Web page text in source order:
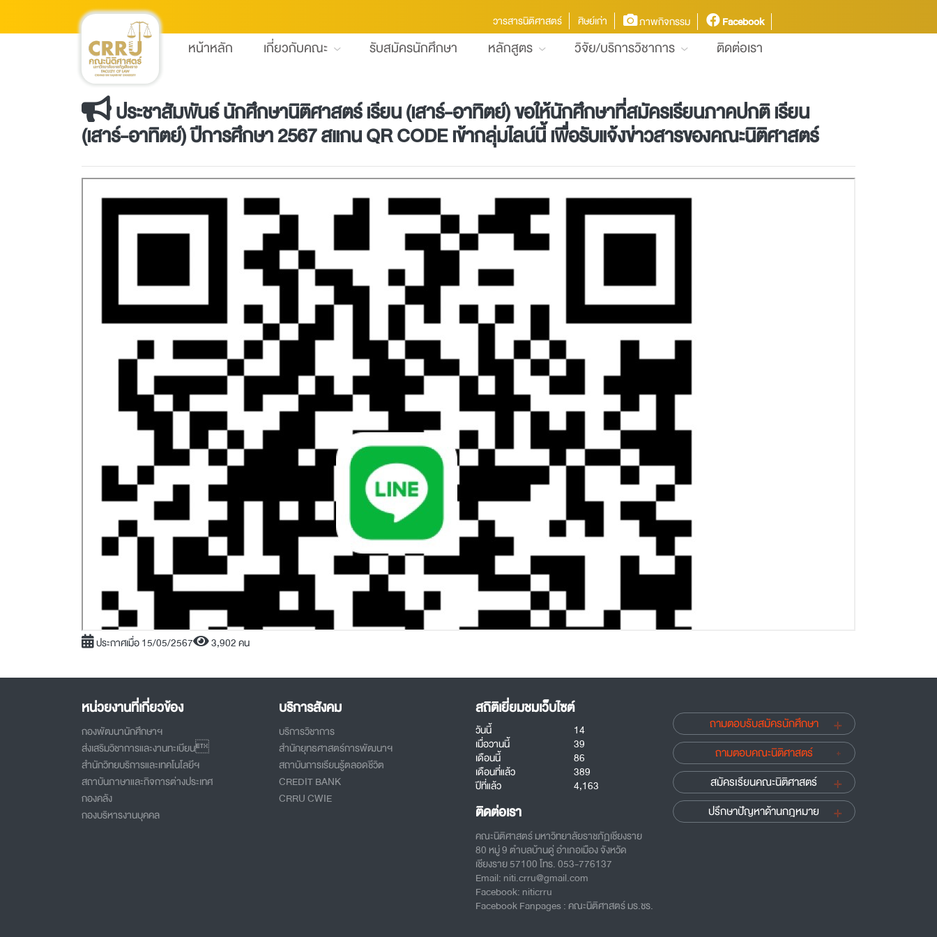
วารสารนิติศาสตร์ ศิษย์เก่า ภาพกิจกรรม Facebook
หน้าหลัก เกี่ยวกับคณะ รับสมัครนักศึกษา หลักสูตร วิจัย/บริการวิชาการ ติดต่อเรา
ประชาสัมพันธ์ นักศึกษานิติศาสตร์ เรียน (เสาร์-อาทิตย์) ขอให้นักศึกษาที่สมัครเรียนภาคปกติ เรียน
(เสาร์-อาทิตย์) ปีการศึกษา 2567 สแกน QR CODE เข้ากลุ่มไลน์นี้ เพื่อรับแจ้งข่าวสารของคณะนิติศาสตร์
ประกาศเมื่อ 15/05/2567 3,902 คน
หน่วยงานที่เกี่ยวข้อง
กองพัฒนานักศึกษาฯ
ส่งเสริมวิชาการและงานทะเบียน
สำนักวิทยบริการและเทคโนโลยีฯ
สถาบันภาษาและกิจการต่างประเทศ
กองคลัง
กองบริหารงานบุคคล
บริการสังคม
บริการวิชาการ
สำนักยุทธศาสตร์การพัฒนาฯ
สถาบันการเรียนรู้ตลอดชีวิต
CREDIT BANK
CRRU CWIE
สถิติเยี่ยมชมเว็บไซต์
วันนี้
14
เมื่อวานนี้
39
เดือนนี้
86
เดือนที่แล้ว
389
ปีที่แล้ว
4,163
ติดต่อเรา
คณะนิติศาสตร์ มหาวิทยาลัยราชภัฏเชียงราย
80 หมู่ 9 ตำบลบ้านดู่ อำเภอเมือง จังหวัด
เชียงราย 57100 โทร. 053-776137
Email: niti.crru@gmail.com
Facebook: niticrru
Facebook Fanpages : คณะนิติศาสตร์ มร.ชร.
ถามตอบรับสมัครนักศึกษา
ถามตอบคณะนิติศาสตร์
สมัครเรียนคณะนิติศาสตร์
ปรึกษาปัญหาด้านกฎหมาย